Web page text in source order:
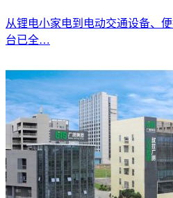
从锂电小家电到电动交通设备、
台已全…